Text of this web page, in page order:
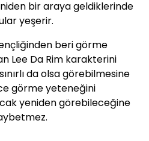
bir araya geldiklerinde
yeşerir.
beri görme
Lee Da Rim karakterini
da olsa görebilmesine
görme yeteneğini
yeniden görebileceğine